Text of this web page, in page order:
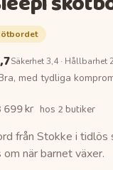
Säkerhet 3,4 · Hållbarhet
med tydliga
699 kr hos 2 butiker
från Stokke i tidlös
när barnet växer.